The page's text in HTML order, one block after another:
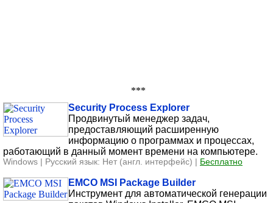
***
Security Process Explorer
Продвинутый менеджер задач,
предоставляющий расширенную
информацию о программах и процессах,
работающий в данный момент времени на компьютере.
Windows | Русский язык: Нет (англ. интерфейс) | Бесплатно
EMCO MSI Package Builder
Инструмент для автоматической генерации